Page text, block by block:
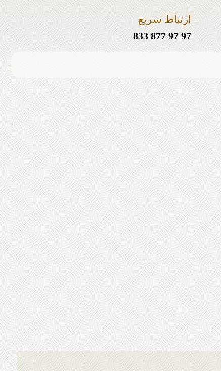
ارتباط سریع
97 97 877 833